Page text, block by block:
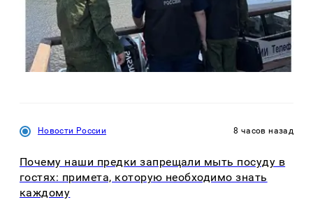
Новости России 8 часов назад
Почему наши предки запрещали мыть посуду в
гостях: примета, которую необходимо знать
каждому